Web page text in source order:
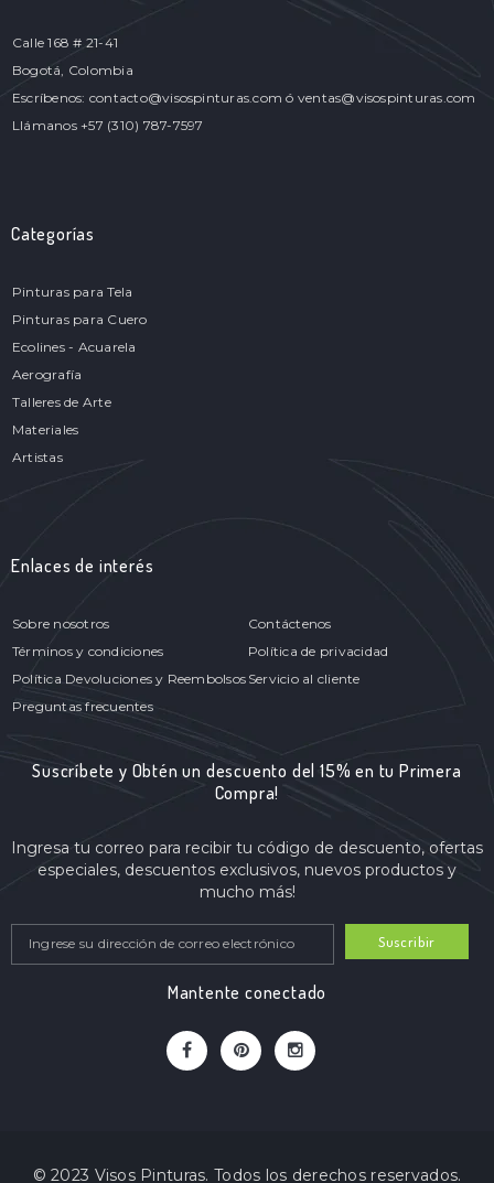
Calle 168 # 21-41
Bogotá, Colombia
Escríbenos: contacto@visospinturas.com ó ventas@visospinturas.com
Llámanos +57 (310) 787-7597
Categorías
Pinturas para Tela
Pinturas para Cuero
Ecolines - Acuarela
Aerografía
Talleres de Arte
Materiales
Artistas
Enlaces de interés
Sobre nosotros
Contáctenos
Términos y condiciones
Política de privacidad
Política Devoluciones y Reembolsos Servicio al cliente
Preguntas frecuentes
Suscríbete y Obtén un descuento del 15% en tu Primera
Compra!
Ingresa tu correo para recibir tu código de descuento, ofertas
especiales, descuentos exclusivos, nuevos productos y
mucho más!
Suscribir
Mantente conectado
© 2023 Visos Pinturas. Todos los derechos reservados.